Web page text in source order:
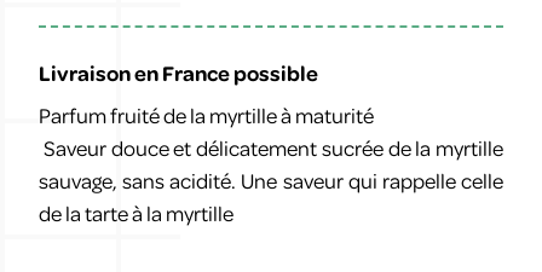
Livraison en France possible
Parfum fruité de la myrtille à maturité
Saveur douce et délicatement sucrée de la myrtille
sauvage, sans acidité. Une saveur qui rappelle celle
de la tarte à la myrtille